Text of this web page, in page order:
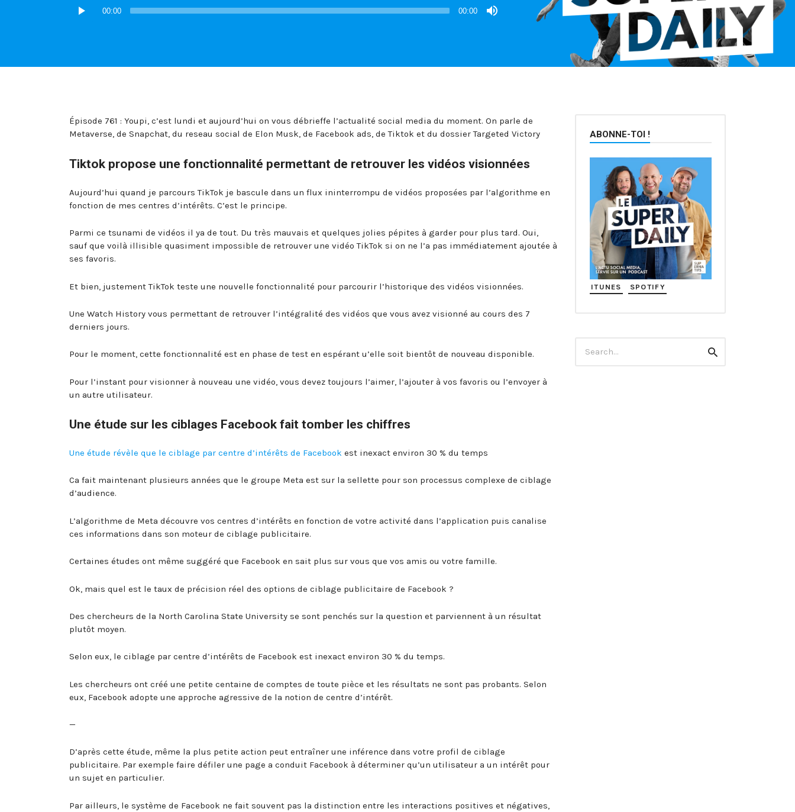
Lecteur
audio
00:00 00:00
Épisode 761 : Youpi, c’est lundi et aujourd’hui on vous débrieffe l’actualité social media du moment. On parle de
Metaverse, de Snapchat, du reseau social de Elon Musk, de Facebook ads, de Tiktok et du dossier Targeted Victory
Tiktok propose une fonctionnalité permettant de retrouver les vidéos visionnées
Aujourd’hui quand je parcours TikTok je bascule dans un flux ininterrompu de vidéos proposées par l’algorithme en
fonction de mes centres d’intérêts. C’est le principe.
Parmi ce tsunami de vidéos il ya de tout. Du très mauvais et quelques jolies pépites à garder pour plus tard. Oui,
sauf que voilà illisible quasiment impossible de retrouver une vidéo TikTok si on ne l’a pas immédiatement ajoutée à
ses favoris.
Et bien, justement TikTok teste une nouvelle fonctionnalité pour parcourir l’historique des vidéos visionnées.
Une Watch History vous permettant de retrouver l’intégralité des vidéos que vous avez visionné au cours des 7
derniers jours.
Pour le moment, cette fonctionnalité est en phase de test en espérant u’elle soit bientôt de nouveau disponible.
Pour l’instant pour visionner à nouveau une vidéo, vous devez toujours l’aimer, l’ajouter à vos favoris ou l’envoyer à
un autre utilisateur.
Une étude sur les ciblages Facebook fait tomber les chiffres
Une étude révèle que le ciblage par centre d’intérêts de Facebook est inexact environ 30 % du temps
Ca fait maintenant plusieurs années que le groupe Meta est sur la sellette pour son processus complexe de ciblage
d’audience.
L’algorithme de Meta découvre vos centres d’intérêts en fonction de votre activité dans l’application puis canalise
ces informations dans son moteur de ciblage publicitaire.
Certaines études ont même suggéré que Facebook en sait plus sur vous que vos amis ou votre famille.
Ok, mais quel est le taux de précision réel des options de ciblage publicitaire de Facebook ?
Des chercheurs de la North Carolina State University se sont penchés sur la question et parviennent à un résultat
plutôt moyen.
Selon eux, le ciblage par centre d’intérêts de Facebook est inexact environ 30 % du temps.
Les chercheurs ont créé une petite centaine de comptes de toute pièce et les résultats ne sont pas probants. Selon
eux, Facebook adopte une approche agressive de la notion de centre d’intérêt.
—
D’après cette étude, même la plus petite action peut entraîner une inférence dans votre profil de ciblage
publicitaire. Par exemple faire défiler une page a conduit Facebook à déterminer qu’un utilisateur a un intérêt pour
un sujet en particulier.
Par ailleurs, le système de Facebook ne fait souvent pas la distinction entre les interactions positives et négatives,
ABONNE-TOI !
ITUNES SPOTIFY
for:
Search